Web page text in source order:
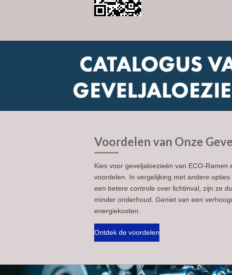
Voordelen van Onze
Kies voor geveljaloezieën van ECO-Ramen
voordelen. In vergelijking met andere
een betere controle over lichtinval, zijn ze
minder onderhoud. Geniet van een
energiekosten.
Ontdek de voordelen